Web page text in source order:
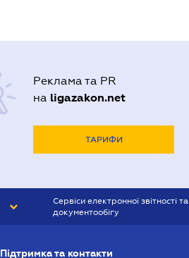
Реклама та PR
на ligazakon.net
ТАРИФИ
Сервіси електронної звітності та
документообігу
Підтримка та контакти